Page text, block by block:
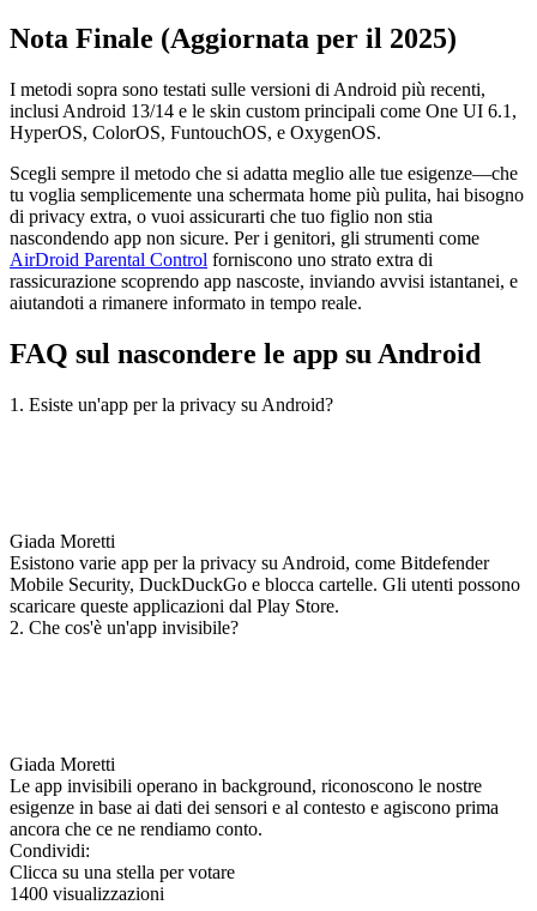
Nota Finale (Aggiornata per il 2025)
I metodi sopra sono testati sulle versioni di Android più recenti,
inclusi Android 13/14 e le skin custom principali come One UI 6.1,
HyperOS, ColorOS, FuntouchOS, e OxygenOS.
Scegli sempre il metodo che si adatta meglio alle tue esigenze—che
tu voglia semplicemente una schermata home più pulita, hai bisogno
di privacy extra, o vuoi assicurarti che tuo figlio non stia
nascondendo app non sicure. Per i genitori, gli strumenti come
AirDroid Parental Control forniscono uno strato extra di
rassicurazione scoprendo app nascoste, inviando avvisi istantanei, e
aiutandoti a rimanere informato in tempo reale.
FAQ sul nascondere le app su Android
1. Esiste un'app per la privacy su Android?
Giada Moretti
Esistono varie app per la privacy su Android, come Bitdefender
Mobile Security, DuckDuckGo e blocca cartelle. Gli utenti possono
scaricare queste applicazioni dal Play Store.
2. Che cos'è un'app invisibile?
Giada Moretti
Le app invisibili operano in background, riconoscono le nostre
esigenze in base ai dati dei sensori e al contesto e agiscono prima
ancora che ce ne rendiamo conto.
Condividi:
Clicca su una stella per votare
1400 visualizzazioni